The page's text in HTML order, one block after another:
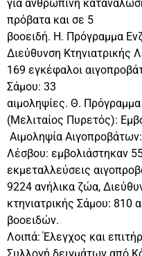
για ανθρώπινη
πρόβατα και σε 5
βοοειδή. Η. Πρόγραμμα
Διεύθυνση Κτηνιατρικής
169 εγκέφαλοι
Σάμου: 33
αιμοληψίες. Θ.
(Μελιταίος Πυρετός):
Αιμοληψία
Λέσβου: εμβολιάστηκαν
εκμεταλλεύσεις
9224 ανήλικα ζώα,
κτηνιατρικής Σάμου: 810
βοοειδών.
Λοιπά: Έλεγχος και